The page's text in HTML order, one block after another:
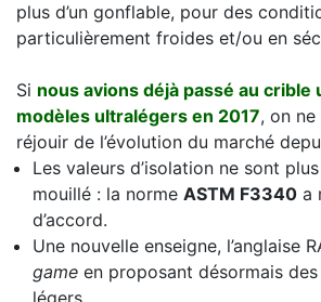
plus d’un gonflable, pour des
particulièrement froides et/ou en
Si nous avions déjà passé au crible
modèles ultralégers en 2017, on
réjouir de l’évolution du marché
Les valeurs d’isolation ne sont
mouillé : la norme ASTM F3340 a
d’accord.
Une nouvelle enseigne, l’anglaise
game en proposant désormais